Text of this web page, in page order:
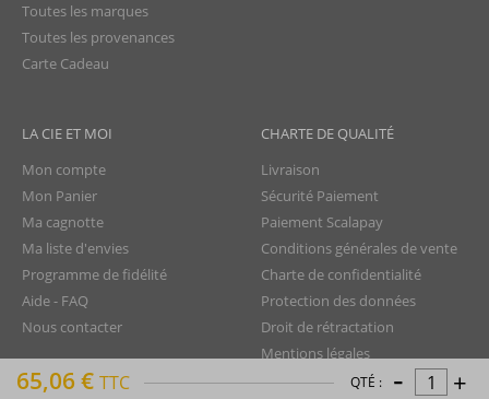
65,06 € TTC QTÉ : - +
Toutes les marques
Toutes les provenances
Carte Cadeau
LA CIE ET MOI
Mon compte
Mon Panier
Ma cagnotte
Ma liste d'envies
Programme de fidélité
Aide - FAQ
Nous contacter
CHARTE DE QUALITÉ
Livraison
Sécurité Paiement
Paiement Scalapay
Conditions générales de vente
Charte de confidentialité
Protection des données
Droit de rétractation
Mentions légales
Plan du site